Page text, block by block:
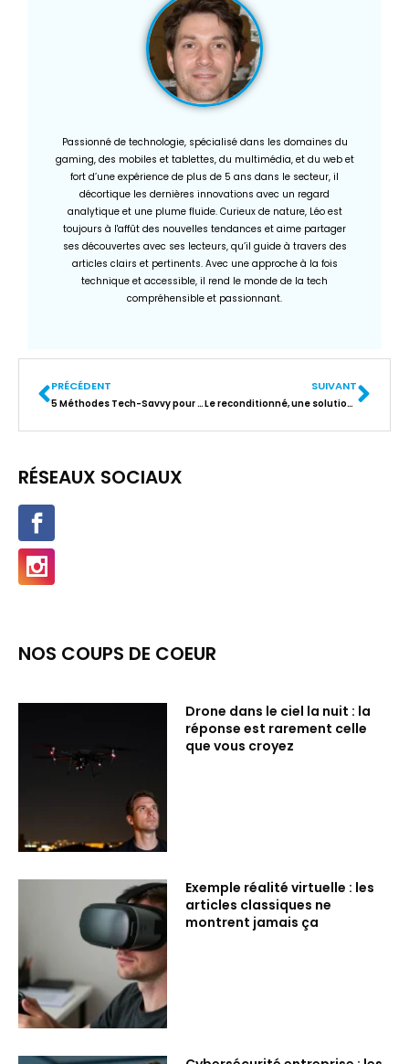
Passionné de technologie, spécialisé dans les domaines du
gaming, des mobiles et tablettes, du multimédia, et du web et
fort d’une expérience de plus de 5 ans dans le secteur, il
décortique les dernières innovations avec un regard
analytique et une plume fluide. Curieux de nature, Léo est
toujours à l'affût des nouvelles tendances et aime partager
ses découvertes avec ses lecteurs, qu’il guide à travers des
articles clairs et pertinents. Avec une approche à la fois
technique et accessible, il rend le monde de la tech
compréhensible et passionnant.
PRÉCÉDENT
5 Méthodes Tech-Savvy pour protéger votre compte Instagram contre le piratage
SUIVANT
Le reconditionné, une solution durable, économique et responsable
RÉSEAUX SOCIAUX
NOS COUPS DE COEUR
Drone dans le ciel la nuit : la
réponse est rarement celle
que vous croyez
Exemple réalité virtuelle : les
articles classiques ne
montrent jamais ça